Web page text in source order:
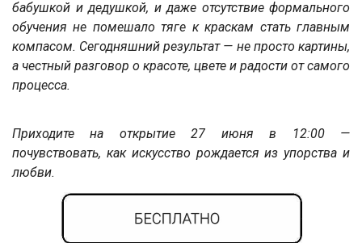
бабушкой и дедушкой, и даже отсутствие формального
обучения не помешало тяге к краскам стать главным
компасом. Сегодняшний результат — не просто картины,
а честный разговор о красоте, цвете и радости от самого
процесса.
Приходите на открытие 27 июня в 12:00 —
почувствовать, как искусство рождается из упорства и
любви.